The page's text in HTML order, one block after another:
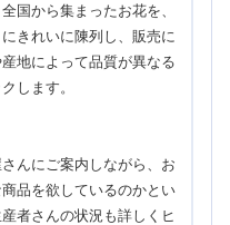
国から集まったお花を、
きれいに陳列し、販売に
地によって品質が異なる
します。
んにご案内しながら、お
品を欲しているのかとい
者さんの状況も詳しくヒ